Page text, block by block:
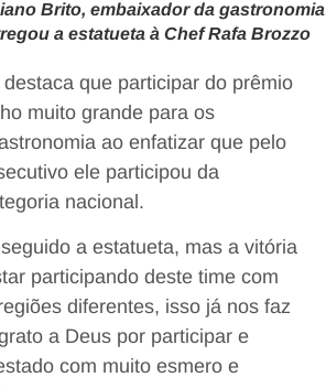
Brito, embaixador da gastronomia
a estatueta à Chef Rafa Brozzo
que participar do prêmio
muito grande para os
ao enfatizar que pelo
ele participou da
nacional.
a estatueta, mas a vitória
participando deste time com
diferentes, isso já nos faz
a Deus por participar e
com muito esmero e